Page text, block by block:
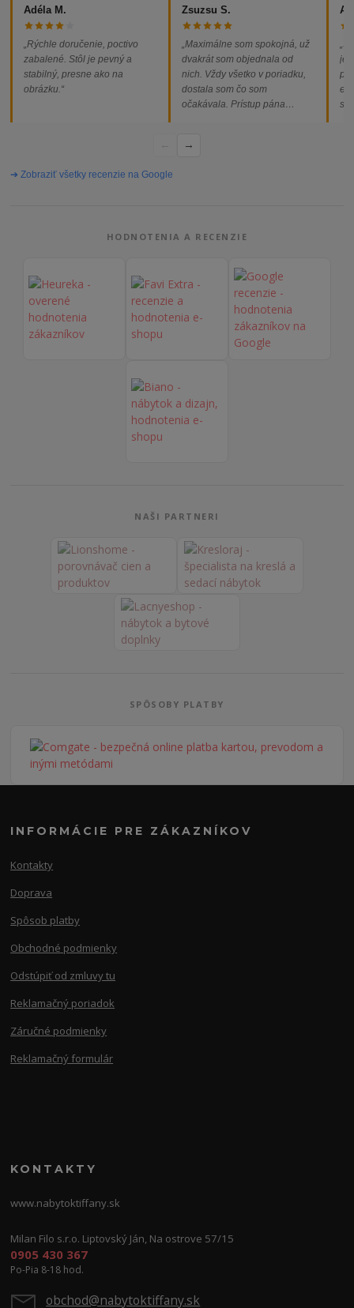
Adéla M.
„Rýchle doručenie, poctivo
zabalené. Stôl je pevný a
stabilný, presne ako na
obrázku.“
Zsuzsu S.
„Maximálne som spokojná, už
dvakrát som objednala od
nich. Vždy všetko v poriadku,
dostala som čo som
očakávala. Prístup pána
problémov. Vrele odporúčam!“
→
➔ Zobraziť všetky recenzie na Google
HODNOTENIA A RECENZIE
NAŠI PARTNERI
SPÔSOBY PLATBY
INFORMÁCIE PRE ZÁKAZNÍKOV
Kontakty
Doprava
Spôsob platby
Obchodné podmienky
Odstúpiť od zmluvy tu
Reklamačný poriadok
Záručné podmienky
Reklamačný formulár
KONTAKTY
www.nabytoktiffany.sk
Milan Filo s.r.o. Liptovský Ján, Na ostrove 57/15
0905 430 367
Po-Pia 8-18 hod.
obchod@nabytoktiffany.sk